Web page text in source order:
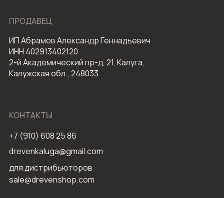
+7 (910) 608 25 86
ПРОДАВЕЦ
ИП Абрамов Александр Геннадьевич
ИНН 402913402120
2-й Академический пр-д, 21, Калуга,
Калужская обл., 248033
КОНТАКТЫ
для дистрибьюторов
sale@drevenshop.com
drevenkaluga@gmail.com